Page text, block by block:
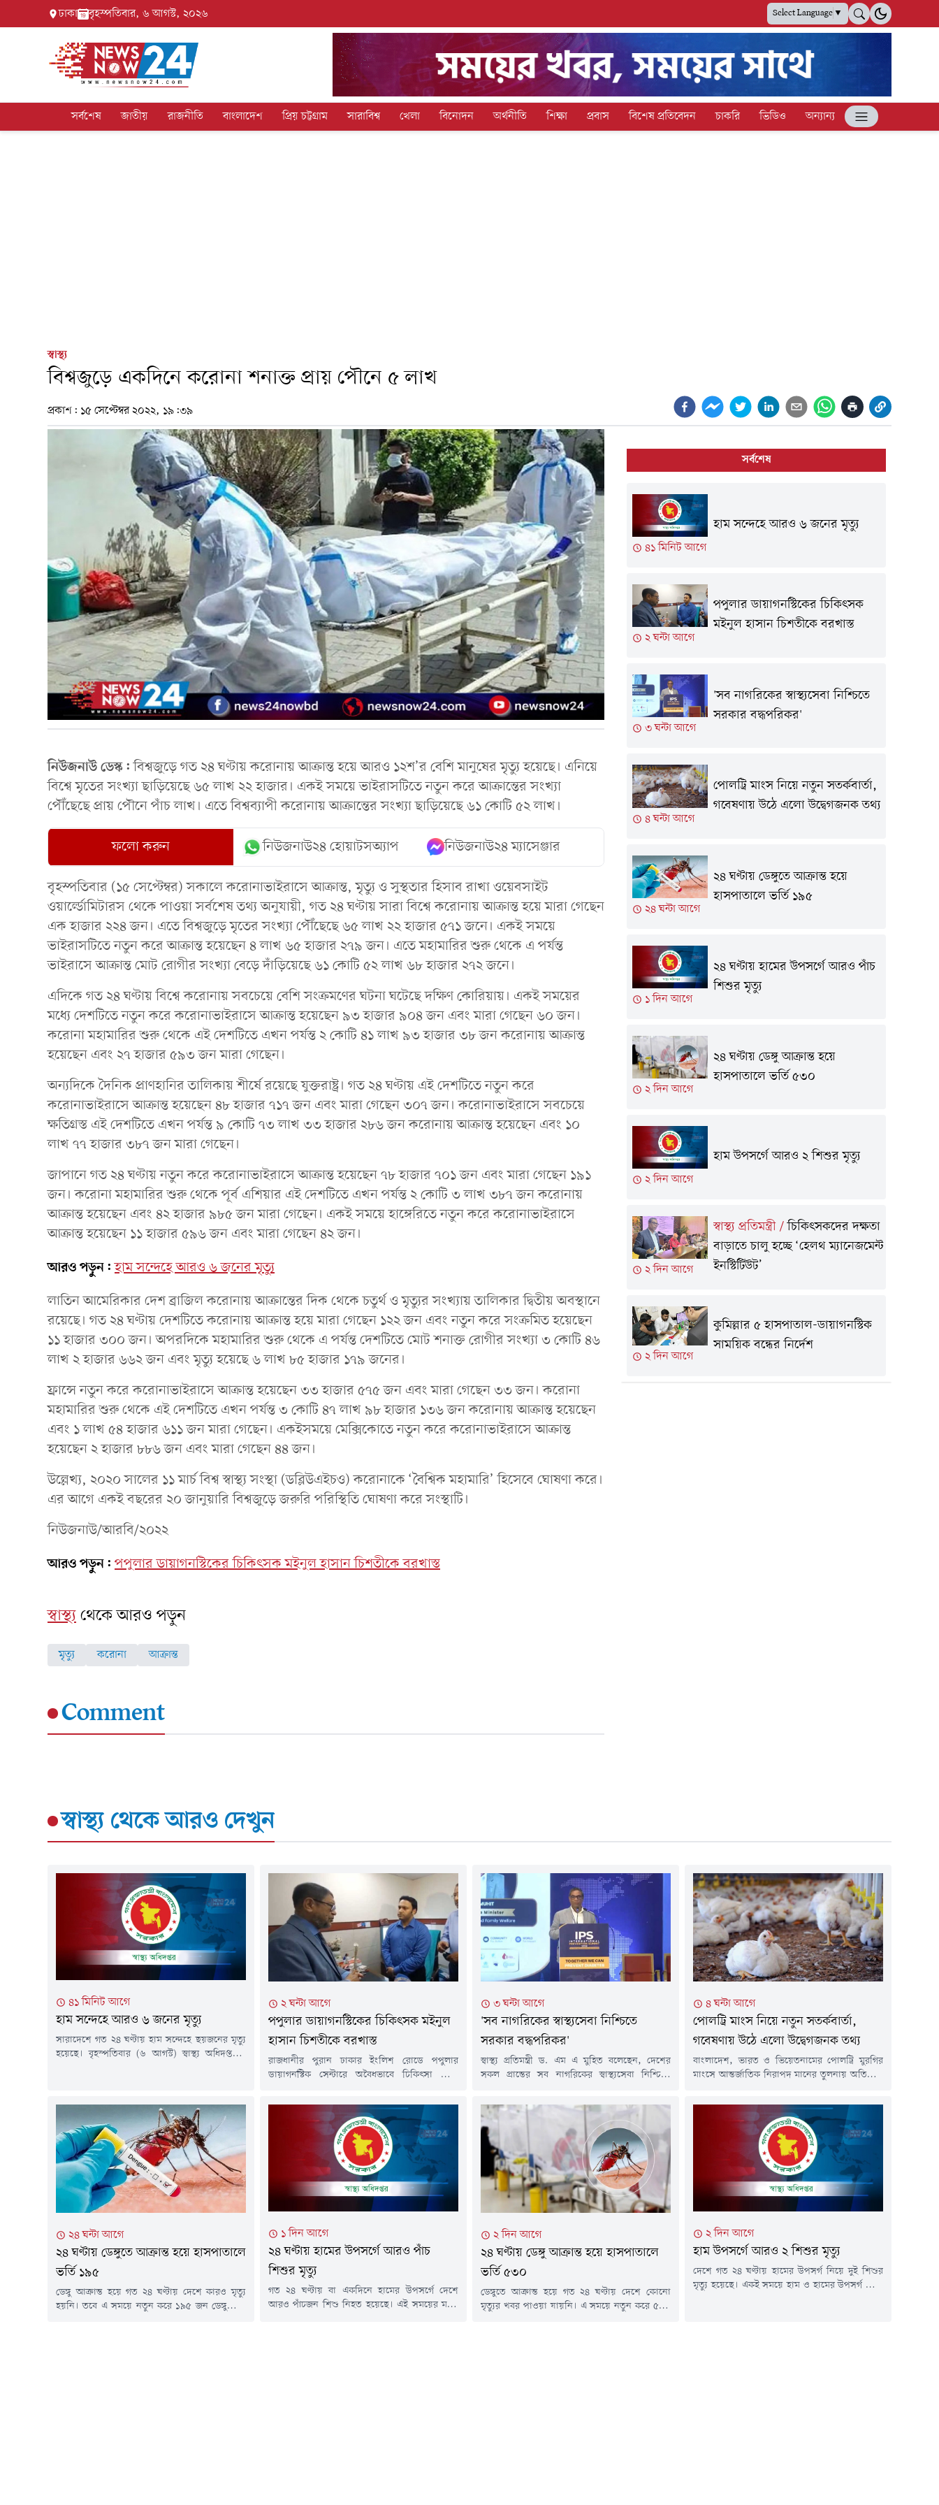
ঢাকা বৃহস্পতিবার, ৬ আগস্ট, ২০২৬ Select Language▼
সর্বশেষ জাতীয় রাজনীতি বাংলাদেশ প্রিয় চট্টগ্রাম সারাবিশ্ব খেলা বিনোদন অর্থনীতি শিক্ষা প্রবাস বিশেষ প্রতিবেদন চাকরি ভিডিও অন্যান্য
স্বাস্থ্য
বিশ্বজুড়ে একদিনে করোনা শনাক্ত প্রায় পৌনে ৫ লাখ
প্রকাশ: ১৫ সেপ্টেম্বর ২০২২, ১৯:৩৯
নিউজনাউ ডেস্ক:বিশ্বজুড়ে গত ২৪ ঘণ্টায় করোনায় আক্রান্ত হয়ে আরও ১২শ’র বেশি মানুষের মৃত্যু হয়েছে। এনিয়ে
বিশ্বে মৃতের সংখ্যা ছাড়িয়েছে ৬৫ লাখ ২২ হাজার। একই সময়ে ভাইরাসটিতে নতুন করে আক্রান্তের সংখ্যা
পৌঁছেছে প্রায় পৌনে পাঁচ লাখ। এতে বিশ্বব্যাপী করোনায় আক্রান্তের সংখ্যা ছাড়িয়েছে ৬১ কোটি ৫২ লাখ।
ফলো করুন নিউজনাউ২৪ হোয়াটসঅ্যাপ নিউজনাউ২৪ ম্যাসেঞ্জার
বৃহস্পতিবার (১৫ সেপ্টেম্বর) সকালে করোনাভাইরাসে আক্রান্ত, মৃত্যু ও সুস্থতার হিসাব রাখা ওয়েবসাইট
ওয়ার্ল্ডোমিটারস থেকে পাওয়া সর্বশেষ তথ্য অনুযায়ী, গত ২৪ ঘণ্টায় সারা বিশ্বে করোনায় আক্রান্ত হয়ে মারা গেছেন
এক হাজার ২২৪ জন। এতে বিশ্বজুড়ে মৃতের সংখ্যা পৌঁছেছে ৬৫ লাখ ২২ হাজার ৫৭১ জনে। একই সময়ে
ভাইরাসটিতে নতুন করে আক্রান্ত হয়েছেন ৪ লাখ ৬৫ হাজার ২৭৯ জন। এতে মহামারির শুরু থেকে এ পর্যন্ত
ভাইরাসে আক্রান্ত মোট রোগীর সংখ্যা বেড়ে দাঁড়িয়েছে ৬১ কোটি ৫২ লাখ ৬৮ হাজার ২৭২ জনে।
এদিকে গত ২৪ ঘণ্টায় বিশ্বে করোনায় সবচেয়ে বেশি সংক্রমণের ঘটনা ঘটেছে দক্ষিণ কোরিয়ায়। একই সময়ের
মধ্যে দেশটিতে নতুন করে করোনাভাইরাসে আক্রান্ত হয়েছেন ৯৩ হাজার ৯০৪ জন এবং মারা গেছেন ৬০ জন।
করোনা মহামারির শুরু থেকে এই দেশটিতে এখন পর্যন্ত ২ কোটি ৪১ লাখ ৯৩ হাজার ৩৮ জন করোনায় আক্রান্ত
হয়েছেন এবং ২৭ হাজার ৫৯৩ জন মারা গেছেন।
অন্যদিকে দৈনিক প্রাণহানির তালিকায় শীর্ষে রয়েছে যুক্তরাষ্ট্র। গত ২৪ ঘণ্টায় এই দেশটিতে নতুন করে
করোনাভাইরাসে আক্রান্ত হয়েছেন ৪৮ হাজার ৭১৭ জন এবং মারা গেছেন ৩০৭ জন। করোনাভাইরাসে সবচেয়ে
ক্ষতিগ্রস্ত এই দেশটিতে এখন পর্যন্ত ৯ কোটি ৭৩ লাখ ৩৩ হাজার ২৮৬ জন করোনায় আক্রান্ত হয়েছেন এবং ১০
লাখ ৭৭ হাজার ৩৮৭ জন মারা গেছেন।
জাপানে গত ২৪ ঘণ্টায় নতুন করে করোনাভাইরাসে আক্রান্ত হয়েছেন ৭৮ হাজার ৭০১ জন এবং মারা গেছেন ১৯১
জন। করোনা মহামারির শুরু থেকে পূর্ব এশিয়ার এই দেশটিতে এখন পর্যন্ত ২ কোটি ৩ লাখ ৩৮৭ জন করোনায়
আক্রান্ত হয়েছেন এবং ৪২ হাজার ৯৮৫ জন মারা গেছেন। একই সময়ে হাঙ্গেরিতে নতুন করে করোনাভাইরাসে
আক্রান্ত হয়েছেন ১১ হাজার ৫৯৬ জন এবং মারা গেছেন ৪২ জন।
আরও পড়ুন: হাম সন্দেহে আরও ৬ জনের মৃত্যু
লাতিন আমেরিকার দেশ ব্রাজিল করোনায় আক্রান্তের দিক থেকে চতুর্থ ও মৃত্যুর সংখ্যায় তালিকার দ্বিতীয় অবস্থানে
রয়েছে। গত ২৪ ঘণ্টায় দেশটিতে করোনায় আক্রান্ত হয়ে মারা গেছেন ১২২ জন এবং নতুন করে সংক্রমিত হয়েছেন
১১ হাজার ৩০০ জন। অপরদিকে মহামারির শুরু থেকে এ পর্যন্ত দেশটিতে মোট শনাক্ত রোগীর সংখ্যা ৩ কোটি ৪৬
লাখ ২ হাজার ৬৬২ জন এবং মৃত্যু হয়েছে ৬ লাখ ৮৫ হাজার ১৭৯ জনের।
ফ্রান্সে নতুন করে করোনাভাইরাসে আক্রান্ত হয়েছেন ৩৩ হাজার ৫৭৫ জন এবং মারা গেছেন ৩৩ জন। করোনা
মহামারির শুরু থেকে এই দেশটিতে এখন পর্যন্ত ৩ কোটি ৪৭ লাখ ৯৮ হাজার ১৩৬ জন করোনায় আক্রান্ত হয়েছেন
এবং ১ লাখ ৫৪ হাজার ৬১১ জন মারা গেছেন। একইসময়ে মেক্সিকোতে নতুন করে করোনাভাইরাসে আক্রান্ত
হয়েছেন ২ হাজার ৮৮৬ জন এবং মারা গেছেন ৪৪ জন।
উল্লেখ্য, ২০২০ সালের ১১ মার্চ বিশ্ব স্বাস্থ্য সংস্থা (ডব্লিউএইচও) করোনাকে ‘বৈশ্বিক মহামারি’ হিসেবে ঘোষণা করে।
এর আগে একই বছরের ২০ জানুয়ারি বিশ্বজুড়ে জরুরি পরিস্থিতি ঘোষণা করে সংস্থাটি।
নিউজনাউ/আরবি/২০২২
আরও পড়ুন: পপুলার ডায়াগনস্টিকের চিকিৎসক মইনুল হাসান চিশতীকে বরখাস্ত
স্বাস্থ্যথেকে আরও পড়ুন
মৃত্যু করোনা আক্রান্ত
Comment
সর্বশেষ
৪১ মিনিট আগে
হাম সন্দেহে আরও ৬ জনের মৃত্যু
২ ঘন্টা আগে
পপুলার ডায়াগনস্টিকের চিকিৎসক
মইনুল হাসান চিশতীকে বরখাস্ত
৩ ঘন্টা আগে
'সব নাগরিকের স্বাস্থ্যসেবা নিশ্চিতে
সরকার বদ্ধপরিকর'
৪ ঘন্টা আগে
পোলট্রি মাংস নিয়ে নতুন সতর্কবার্তা,
গবেষণায় উঠে এলো উদ্বেগজনক তথ্য
২৪ ঘন্টা আগে
২৪ ঘণ্টায় ডেঙ্গুতে আক্রান্ত হয়ে
হাসপাতালে ভর্তি ১৯৫
১ দিন আগে
২৪ ঘণ্টায় হামের উপসর্গে আরও পাঁচ
শিশুর মৃত্যু
২ দিন আগে
২৪ ঘণ্টায় ডেঙ্গু আক্রান্ত হয়ে
হাসপাতালে ভর্তি ৫৩০
২ দিন আগে
হাম উপসর্গে আরও ২ শিশুর মৃত্যু
২ দিন আগে
স্বাস্থ্য প্রতিমন্ত্রী/চিকিৎসকদের দক্ষতা
বাড়াতে চালু হচ্ছে ‘হেলথ ম্যানেজমেন্ট
ইনস্টিটিউট’
২ দিন আগে
কুমিল্লার ৫ হাসপাতাল-ডায়াগনস্টিক
সাময়িক বন্ধের নির্দেশ
স্বাস্থ্য থেকে আরও দেখুন
৪১ মিনিট আগে
হাম সন্দেহে আরও ৬ জনের মৃত্যু
সারাদেশে গত ২৪ ঘণ্টায় হাম সন্দেহে ছয়জনের মৃত্যু
হয়েছে। বৃহস্পতিবার (৬ আগস্ট) স্বাস্থ্য অধিদপ্তরের
মার্চ থেকে ৬ আগস্ট পর্যন্ত সন্দেহজনক হামরোগীর
সংখ্যা এক লক্ষ ৩৩ হাজার...
২ ঘন্টা আগে
পপুলার ডায়াগনস্টিকের চিকিৎসক মইনুল
হাসান চিশতীকে বরখাস্ত
রাজধানীর পুরান ঢাকার ইংলিশ রোডে পপুলার
ডায়াগনস্টিক সেন্টারে অবৈধভাবে চিকিৎসা সেবা
বরখাস্তের নির্দেশ দিয়েছেন স্বাস্থ্যমন্ত্রী। আজ
বৃহস্পতিবার দুপুরে পপুলার ডায়াগনস্টিকে আকস্মিক
অভিযান পরিচালনা করেন স্বাস্থ্যমন্ত্রী সরদার
সাখাওয়াত হোসেন।এ সময়, নরসিংদীর বেলাবো
উপজেলার সরকারি হাসপাতালের ডাক্তার মইনুল
হাসান চিশতীকে সেবারত অবস্থায় হাতেনাতে ধরেন...
৩ ঘন্টা আগে
'সব নাগরিকের স্বাস্থ্যসেবা নিশ্চিতে
সরকার বদ্ধপরিকর'
স্বাস্থ্য প্রতিমন্ত্রী ড. এম এ মুহিত বলেছেন, দেশের
সকল প্রান্তের সব নাগরিকের স্বাস্থ্যসেবা নিশ্চিতে
রাজধানীর একটি হোটেলে আন্তর্জাতিক ডায়াবেটিস
প্রতিরোধ শীর্ষ সম্মেলনে এ কথা জানান তিনি। স্বাস্থ্য
প্রতিমন্ত্রী বলেন, স্বাস্থ্যসেবাকে প্রান্তিক পর্যায়ে পৌঁছে
দেয়ার জন্য সরকার কাজ করছে। সেখানে অবশ্যই
স্বাস্থ্য বিশেষজ্ঞ, গবেষক, উন্নয়ন সহযোগী...
৪ ঘন্টা আগে
পোলট্রি মাংস নিয়ে নতুন সতর্কবার্তা,
গবেষণায় উঠে এলো উদ্বেগজনক তথ্য
বাংলাদেশ, ভারত ও ভিয়েতনামের পোলট্রি মুরগির
মাংসে আন্তর্জাতিক নিরাপদ মানের তুলনায় অতিরিক্ত
যুক্তরাজ্যের লন্ডনভিত্তিক রয়্যাল ভেটেরিনারি কলেজ
(আরভিসি) পরিচালিত এক গবেষণায় এ তথ্য উঠে
এসেছে। গবেষণায় বলা হয়েছে, তিন দেশের মুরগির
মাংসের কিছু নমুনায় অ্যান্টিমাইক্রোবিয়ালের মাত্রা
বৈশ্বিক নির্ধারিত সীমার চেয়ে উল্লেখযোগ্যভাবে বেশি।
অ্যান্টিমাইক্রোবিয়াল হলো এমন ওষুধ বা...
২৪ ঘন্টা আগে
২৪ ঘণ্টায় ডেঙ্গুতে আক্রান্ত হয়ে হাসপাতালে
ভর্তি ১৯৫
ডেঙ্গু আক্রান্ত হয়ে গত ২৪ ঘণ্টায় দেশে কারও মৃত্যু
হয়নি। তবে এ সময়ে নতুন করে ১৯৫ জন ডেঙ্গুরোগী
১ দিন আগে
২৪ ঘণ্টায় হামের উপসর্গে আরও পাঁচ
শিশুর মৃত্যু
গত ২৪ ঘণ্টায় বা একদিনে হামের উপসর্গে দেশে
আরও পাঁচজন শিশু নিহত হয়েছে। এই সময়ের মধ্যে
২ দিন আগে
২৪ ঘণ্টায় ডেঙ্গু আক্রান্ত হয়ে হাসপাতালে
ভর্তি ৫৩০
ডেঙ্গুতে আক্রান্ত হয়ে গত ২৪ ঘণ্টায় দেশে কোনো
মৃত্যুর খবর পাওয়া যায়নি। এ সময়ে নতুন করে ৫৩০
২ দিন আগে
হাম উপসর্গে আরও ২ শিশুর মৃত্যু
দেশে গত ২৪ ঘণ্টায় হামের উপসর্গ নিয়ে দুই শিশুর
মৃত্যু হয়েছে। একই সময়ে হাম ও হামের উপসর্গ নিয়ে